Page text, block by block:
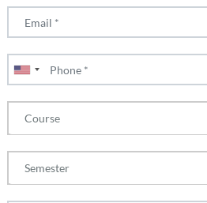
Course
Semester